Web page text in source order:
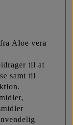
Aloe vera
til at
samt til